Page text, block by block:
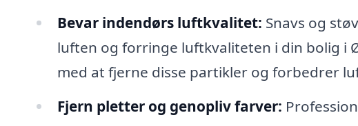
Bevar indendørs luftkvalitet: Snavs og
luften og forringe luftkvaliteten i din bolig
med at fjerne disse partikler og forbedrer
Fjern pletter og genopliv farver: